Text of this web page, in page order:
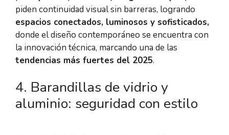
piden continuidad visual sin barreras, logrando
espacios conectados, luminosos y sofisticados,
donde el diseño contemporáneo se encuentra con
la innovación técnica, marcando una de las
tendencias más fuertes del 2025.
4️. Barandillas de vidrio y
aluminio: seguridad con estilo